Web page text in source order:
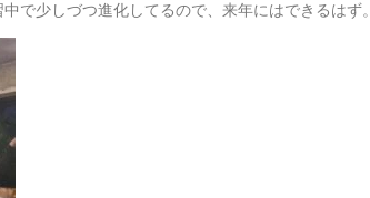
で少しづつ進化してるので、来年にはできるはず。